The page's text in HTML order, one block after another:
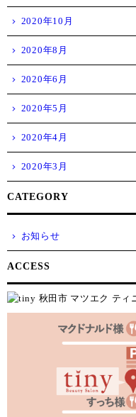
2020年10月
2020年8月
2020年6月
2020年5月
2020年4月
2020年3月
CATEGORY
お知らせ
ACCESS